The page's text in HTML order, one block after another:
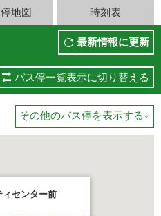
地図 時刻表
最新情報に更新
バス停一覧表示に切り替える
その他のバス停を表示する 
ィセンター前